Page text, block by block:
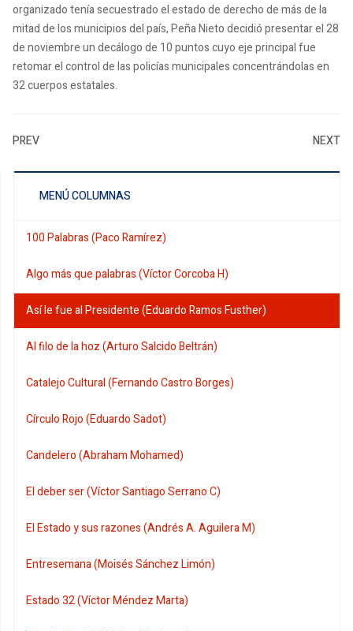
organizado tenía secuestrado el estado de derecho de más de la
mitad de los municipios del país, Peña Nieto decidió presentar el 28
de noviembre un decálogo de 10 puntos cuyo eje principal fue
retomar el control de las policías municipales concentrándolas en
32 cuerpos estatales.
PREV NEXT
MENÚ COLUMNAS
100 Palabras (Paco Ramírez)
Algo más que palabras (Víctor Corcoba H)
Así le fue al Presidente (Eduardo Ramos Fusther)
Al filo de la hoz (Arturo Salcido Beltrán)
Catalejo Cultural (Fernando Castro Borges)
Círculo Rojo (Eduardo Sadot)
Candelero (Abraham Mohamed)
El deber ser (Víctor Santiago Serrano C)
El Estado y sus razones (Andrés A. Aguilera M)
Entresemana (Moisés Sánchez Limón)
Estado 32 (Víctor Méndez Marta)